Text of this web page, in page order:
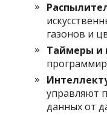
газонов и
Таймеры и
управляют
данных от